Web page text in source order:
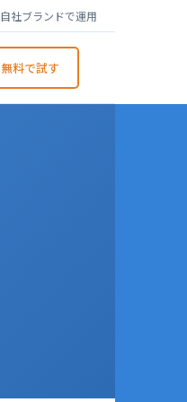
自社ブランドで運用
無料で試す